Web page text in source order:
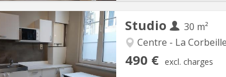
Studio
30 m²
Centre - La Corbeille
490 € excl. charges
12 months
With conditions
Surface:30 m2